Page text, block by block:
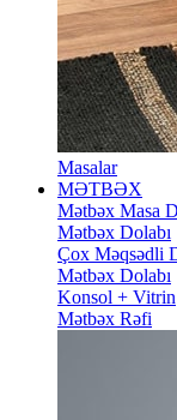
Masalar
MƏTBƏX
Mətbəx Masa
Mətbəx Dolabı
Çox Məqsədli
Mətbəx Dolabı
Konsol + Vitrin
Mətbəx Rəfi